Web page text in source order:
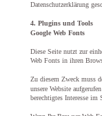
Datenschutzerklärung
4. Plugins und Tools
Google Web Fonts
Diese Seite nutzt zur
Web Fonts in ihren
Zu diesem Zweck muss
unsere Website
berechtigtes Interesse